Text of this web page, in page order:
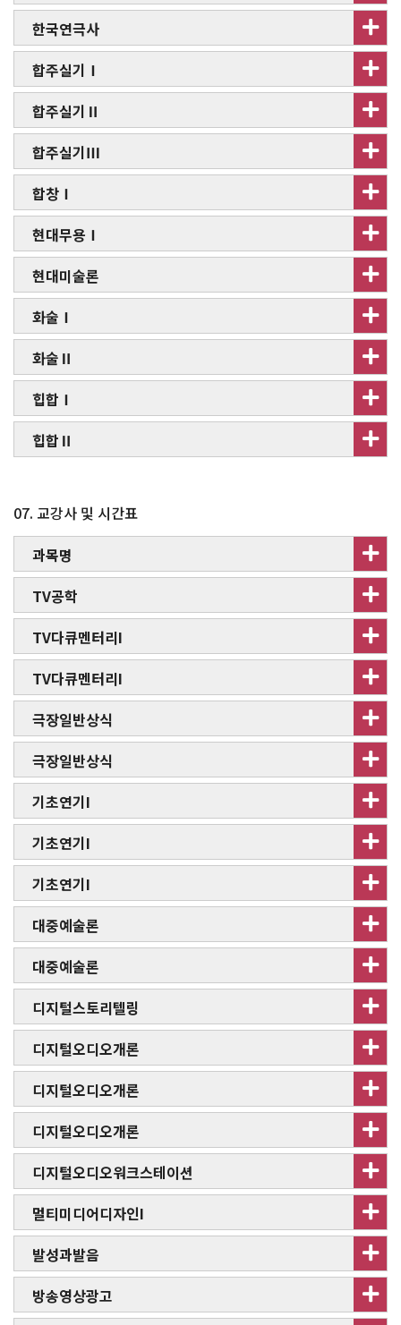
한국연극사
합주실기Ⅰ
합주실기Ⅱ
합주실기Ⅲ
합창Ⅰ
현대무용Ⅰ
현대미술론
화술Ⅰ
화술Ⅱ
힙합Ⅰ
힙합Ⅱ
07. 교강사 및 시간표
과목명
TV공학
TV다큐멘터리I
TV다큐멘터리I
극장일반상식
극장일반상식
기초연기I
기초연기I
기초연기I
대중예술론
대중예술론
디지털스토리텔링
디지털오디오개론
디지털오디오개론
디지털오디오개론
디지털오디오워크스테이션
멀티미디어디자인I
발성과발음
방송영상광고